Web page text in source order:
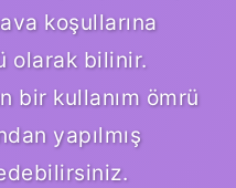
koşullarına
olarak bilinir.
bir kullanım ömrü
yapılmış